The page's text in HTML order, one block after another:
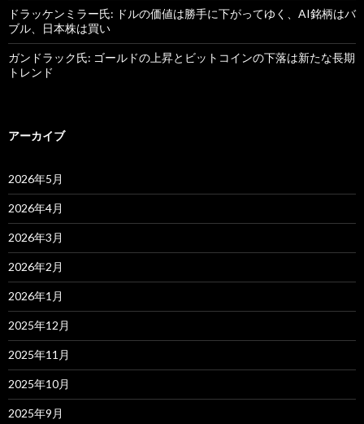
ドラッケンミラー氏: ドルの価値は勝手に下がってゆく、AI銘柄はバ
ブル、日本株は買い
ガンドラック氏: ゴールドの上昇とビットコインの下落は新たな長期
トレンド
アーカイブ
2026年5月
2026年4月
2026年3月
2026年2月
2026年1月
2025年12月
2025年11月
2025年10月
2025年9月